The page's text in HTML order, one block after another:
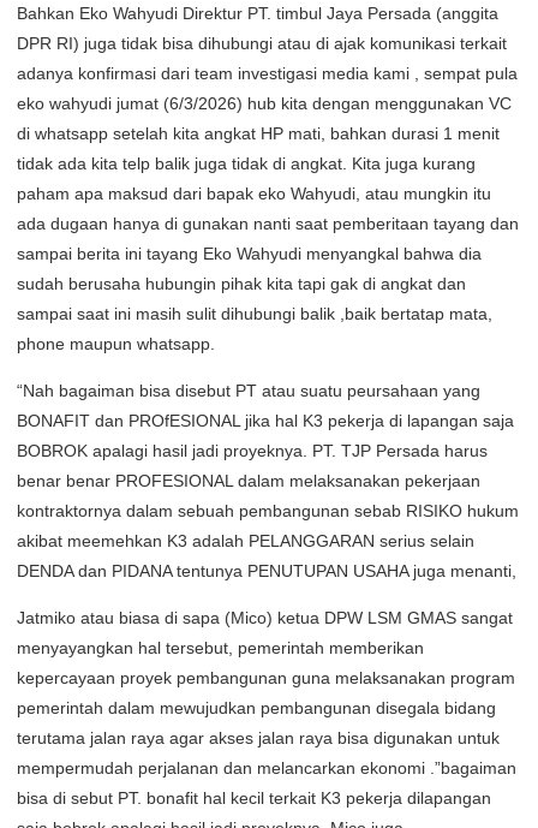
Bahkan Eko Wahyudi Direktur PT. timbul Jaya Persada (anggita
DPR RI) juga tidak bisa dihubungi atau di ajak komunikasi terkait
adanya konfirmasi dari team investigasi media kami , sempat pula
eko wahyudi jumat (6/3/2026) hub kita dengan menggunakan VC
di whatsapp setelah kita angkat HP mati, bahkan durasi 1 menit
tidak ada kita telp balik juga tidak di angkat. Kita juga kurang
paham apa maksud dari bapak eko Wahyudi, atau mungkin itu
ada dugaan hanya di gunakan nanti saat pemberitaan tayang dan
sampai berita ini tayang Eko Wahyudi menyangkal bahwa dia
sudah berusaha hubungin pihak kita tapi gak di angkat dan
sampai saat ini masih sulit dihubungi balik ,baik bertatap mata,
phone maupun whatsapp.
“Nah bagaiman bisa disebut PT atau suatu peursahaan yang
BONAFIT dan PROfESIONAL jika hal K3 pekerja di lapangan saja
BOBROK apalagi hasil jadi proyeknya. PT. TJP Persada harus
benar benar PROFESIONAL dalam melaksanakan pekerjaan
kontraktornya dalam sebuah pembangunan sebab RISIKO hukum
akibat meemehkan K3 adalah PELANGGARAN serius selain
DENDA dan PIDANA tentunya PENUTUPAN USAHA juga menanti,
Jatmiko atau biasa di sapa (Mico) ketua DPW LSM GMAS sangat
menyayangkan hal tersebut, pemerintah memberikan
kepercayaan proyek pembangunan guna melaksanakan program
pemerintah dalam mewujudkan pembangunan disegala bidang
terutama jalan raya agar akses jalan raya bisa digunakan untuk
mempermudah perjalanan dan melancarkan ekonomi .”bagaiman
bisa di sebut PT. bonafit hal kecil terkait K3 pekerja dilapangan